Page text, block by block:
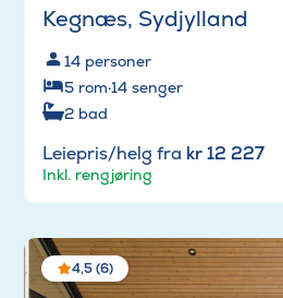
Kegnæs, Sydjylland
14 personer
5 rom·14 senger
2 bad
Leiepris/helg fra kr 12 227
Inkl. rengjøring
4,5 (6)